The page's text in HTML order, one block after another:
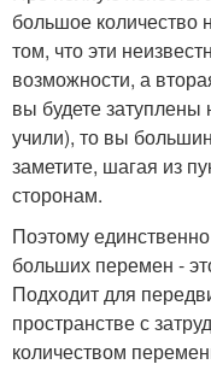
большое количество
том, что эти
возможности, а
вы будете затуплены
учили), то вы
заметите, шагая из
сторонам.
Поэтому
больших перемен -
Подходит для
пространстве с
количеством